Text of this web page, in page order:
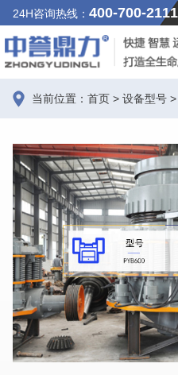
24H咨询热线： 400-700-2111
当前位置： 首页 > 设备型号 >